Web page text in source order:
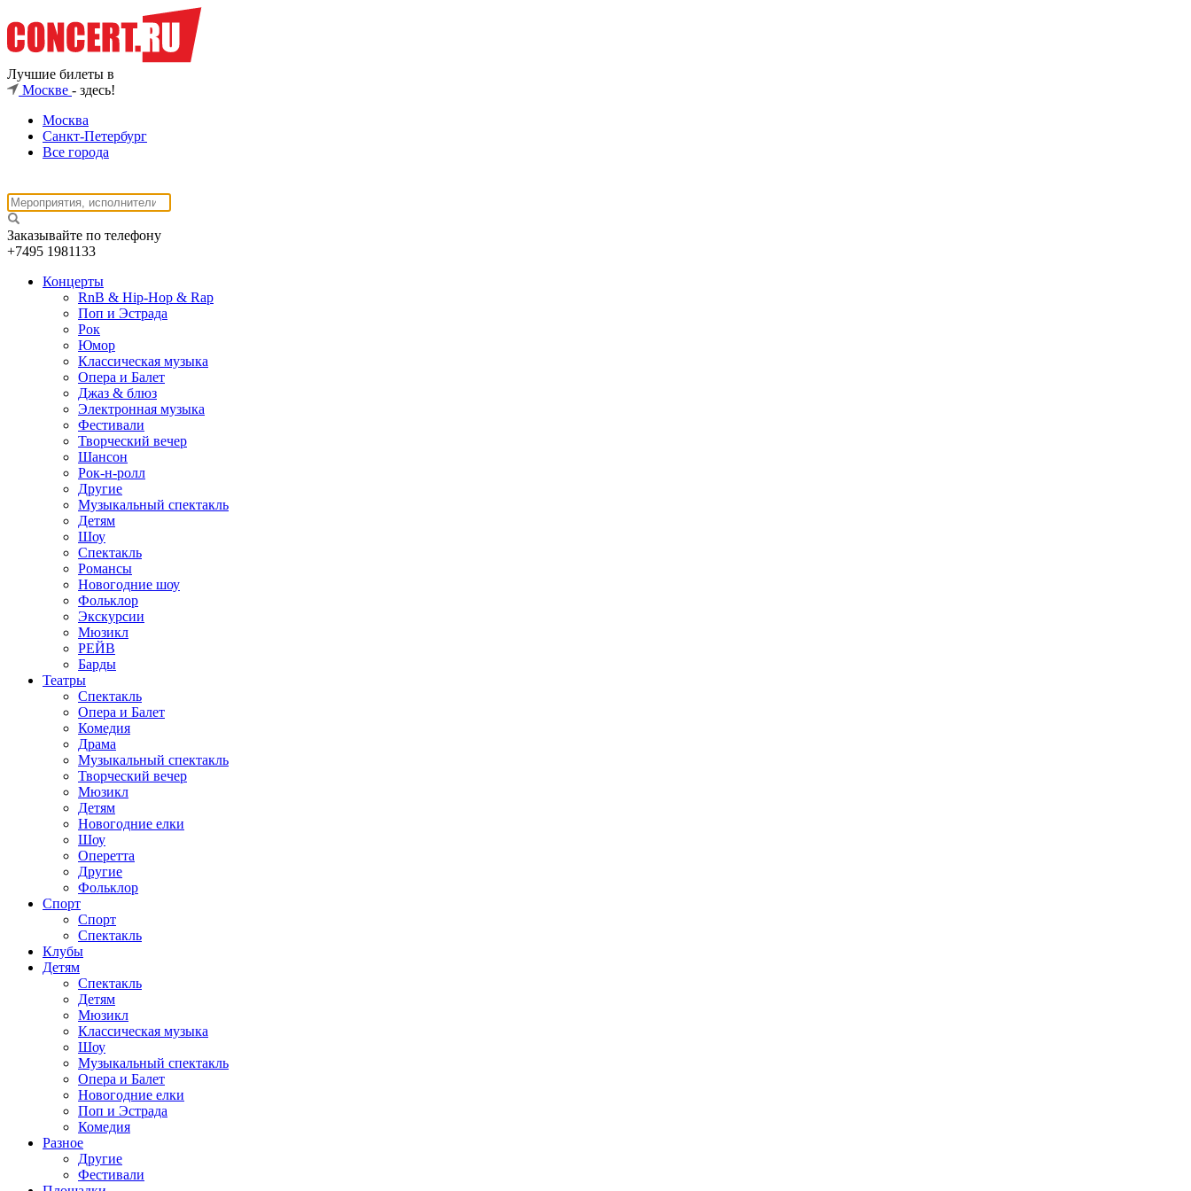
Лучшие билеты в
Москве - здесь!
Москва
Санкт-Петербург
Все города
Заказывайте по телефону
+7495 1981133
Концерты
RnB & Hip-Hop & Rap
Поп и Эстрада
Рок
Юмор
Классическая музыка
Опера и Балет
Джаз & блюз
Электронная музыка
Фестивали
Творческий вечер
Шансон
Рок-н-ролл
Другие
Музыкальный спектакль
Детям
Шоу
Спектакль
Романсы
Новогодние шоу
Фольклор
Экскурсии
Мюзикл
РЕЙВ
Барды
Театры
Спектакль
Опера и Балет
Комедия
Драма
Музыкальный спектакль
Творческий вечер
Мюзикл
Детям
Новогодние елки
Шоу
Оперетта
Другие
Фольклор
Спорт
Спорт
Спектакль
Клубы
Детям
Спектакль
Детям
Мюзикл
Классическая музыка
Шоу
Музыкальный спектакль
Опера и Балет
Новогодние елки
Поп и Эстрада
Комедия
Разное
Другие
Фестивали